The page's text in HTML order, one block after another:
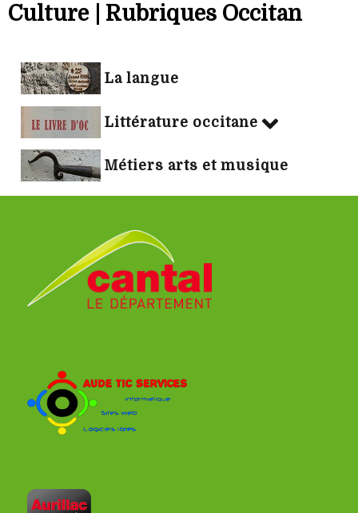
Culture | Rubriques Occitan
La langue
Littérature occitane
Métiers arts et musique